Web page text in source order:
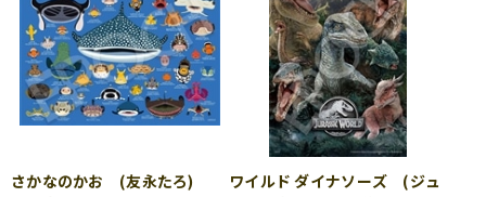
さかなのかお (友永たろ)
ワイルド ダイナソーズ (ジュ